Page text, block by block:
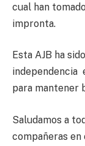
cual han
impronta.
Esta AJB ha
independencia
para mantener
Saludamos a
compañeras